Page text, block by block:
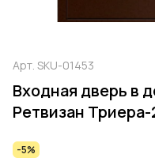
Арт. SKU-01453
Входная дверь в
Ретвизан Триера-
-5%